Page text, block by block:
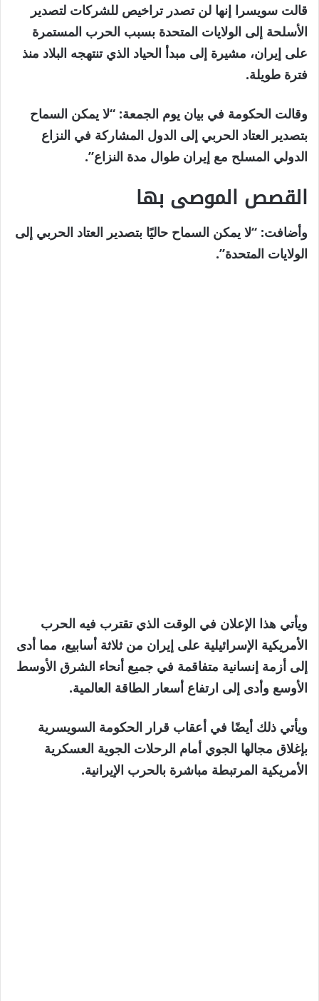
النشر
في
20
مارس
قالت سويسرا إنها لن تصدر تراخيص للشركات لتصدير
الأسلحة إلى الولايات المتحدة بسبب الحرب المستمرة
على إيران، مشيرة إلى مبدأ الحياد الذي تنتهجه البلاد منذ
فترة طويلة.
وقالت الحكومة في بيان يوم الجمعة: “لا يمكن السماح
بتصدير العتاد الحربي إلى الدول المشاركة في النزاع
الدولي المسلح مع إيران طوال مدة النزاع”.
القصص الموصى بها
قائمة
من
نهاية
القائمة
وأضافت: “لا يمكن السماح حاليًا بتصدير العتاد الحربي إلى
الولايات المتحدة”.
ويأتي هذا الإعلان في الوقت الذي تقترب فيه الحرب
الأمريكية الإسرائيلية على إيران من ثلاثة أسابيع، مما أدى
إلى أزمة إنسانية متفاقمة في جميع أنحاء الشرق الأوسط
الأوسع وأدى إلى ارتفاع أسعار الطاقة العالمية.
ويأتي ذلك أيضًا في أعقاب قرار الحكومة السويسرية
بإغلاق مجالها الجوي أمام الرحلات الجوية العسكرية
الأمريكية المرتبطة مباشرة بالحرب الإيرانية.